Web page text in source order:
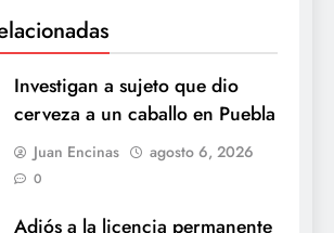
Investigan a sujeto que dio
cerveza a un caballo en Puebla
Juan Encinas agosto 6, 2026
0
Adiós a la licencia permanente